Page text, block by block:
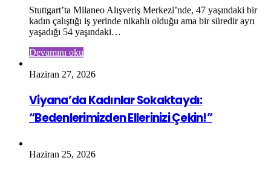
Stuttgart’ta Milaneo Alışveriş Merkezi’nde, 47 yaşındaki bir
kadın çalıştığı iş yerinde nikahlı olduğu ama bir süredir ayrı
yaşadığı 54 yaşındaki…
Devamını oku
Haziran 27, 2026
Viyana’da Kadınlar Sokaktaydı:
“Bedenlerimizden Ellerinizi Çekin!”
Haziran 25, 2026